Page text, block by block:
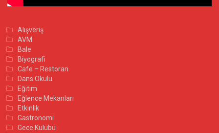
Alışveriş
AVM
Bale
Biyografi
Cafe – Restoran
Dans Okulu
Eğitim
Eğlence Mekanları
Etkinlik
Gastronomi
Gece Kulübü